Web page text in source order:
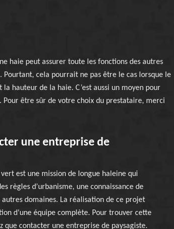
haie peut assurer toute les fonctions des autres
Pourtant, cela pourrait ne pas être le cas lorsque le
hauteur de la haie. C’est aussi un moyen pour
Pour être sûr de votre choix du prestataire, merci
une entreprise de
vert est une mission de longue haleine qui
règles d’urbanisme, une connaissance de
domaines. La réalisation de ce projet
d’une équipe complète. Pour trouver cette
que contacter une entreprise de paysagiste.